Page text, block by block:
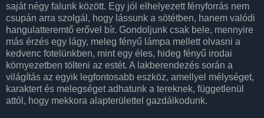
saját négy falunk között. Egy jól elhelyezett fényforrás nem
csupán arra szolgál, hogy lássunk a sötétben, hanem valódi
hangulatteremtő erővel bír. Gondoljunk csak bele, mennyire
más érzés egy lágy, meleg fényű lámpa mellett olvasni a
kedvenc fotelünkben, mint egy éles, hideg fényű irodai
környezetben tölteni az estét. A lakberendezés során a
világítás az egyik legfontosabb eszköz, amellyel mélységet,
karaktert és melegséget adhatunk a tereknek, függetlenül
attól, hogy mekkora alapterülettel gazdálkodunk.